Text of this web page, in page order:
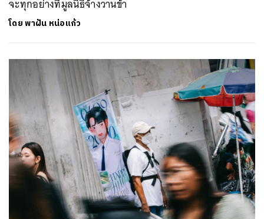
จะทุกอย่างที่มูลนิธิจ้างวานข้า
โดยพาฝัน หน่อแก้ว